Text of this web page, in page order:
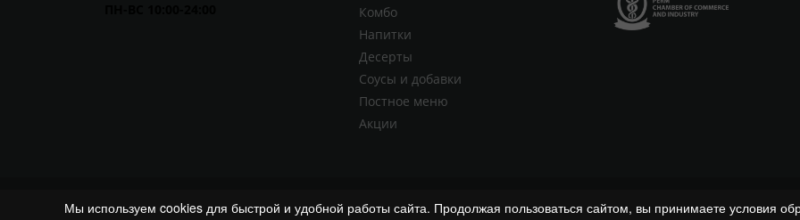
Комбо
Напитки
Десерты
Соусы и добавки
Постное меню
Акции
© Байкерс Пицца, 2014 - 2026
Мы используем cookies для быстрой и удобной работы сайта. Продолжая пользоваться сайтом, вы принимаете условия